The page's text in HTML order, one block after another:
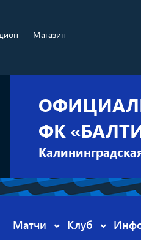
Магазин
ФК
Матчи Клуб